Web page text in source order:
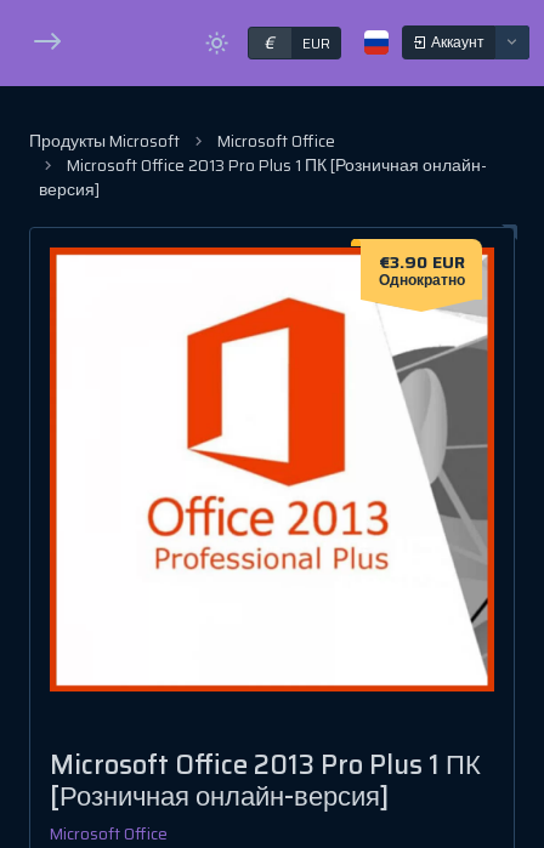
€ EUR Аккаунт
Продукты Microsoft
Microsoft Office
Microsoft Office 2013 Pro Plus 1 ПК [Розничная онлайн-
версия]
€3.90 EUR
Однократно
Microsoft Office 2013 Pro Plus 1 ПК
[Розничная онлайн-версия]
Microsoft Office